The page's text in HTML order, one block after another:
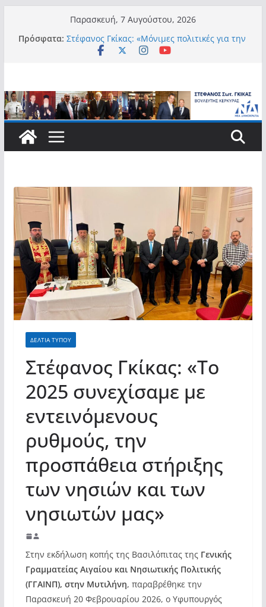
περιεχόμενο
Παρασκευή, 7 Αυγούστου, 2026
Πρόσφατα: Στέφανος Γκίκας: «Μόνιμες πολιτικές για την
αυτονομία, την αξιοπρέπεια και την ισότιμη
Στέφανος Γκίκας:
Στέφανος Γκίκας: «Η πρωτοβουλία “Smart
Island – Gov Access Booth” ενισχύει την
ισότιμη πρόσβαση των νησιωτών μας στις
911 νέους φοιτητές που επέλεξαν τα 6
Τμήματα της Κέρκυρας για τις σπουδές
τους»
Στέφανος Γκίκας: «Οι νέες προκλήσεις, όπως
η τεχνητή νοημοσύνη, η κλιματική κρίση, η
στεγαστική πίεση και η ανάγκη προστασίας
των επόμενων γενεών, επιβάλλουν
σύγχρονες και ουσιαστικές θεσμικές
απαντήσεις»
ΔΕΛΤΙΑ ΤΥΠΟΥ
Στέφανος Γκίκας: «Το
2025 συνεχίσαμε με
εντεινόμενους
ρυθμούς, την
προσπάθεια στήριξης
των νησιών και των
νησιωτών μας»
Στην εκδήλωση κοπής της Βασιλόπιτας της Γενικής
Γραμματείας Αιγαίου και Νησιωτικής Πολιτικής
(ΓΓΑΙΝΠ), στην Μυτιλήνη, παραβρέθηκε την
Παρασκευή 20 Φεβρουαρίου 2026, ο Υφυπουργός